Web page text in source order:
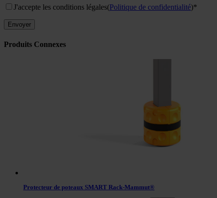
J'accepte les conditions légales(Politique de confidentialité)*
Produits Connexes
Protecteur de poteaux SMART Rack-Mammut®